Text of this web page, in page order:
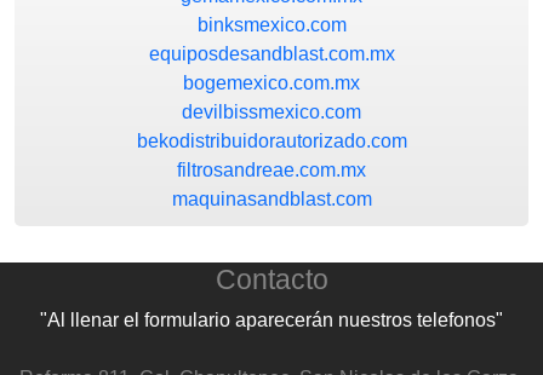
binksmexico.com
equiposdesandblast.com.mx
bogemexico.com.mx
devilbissmexico.com
bekodistribuidorautorizado.com
filtrosandreae.com.mx
maquinasandblast.com
Contacto
"Al llenar el formulario aparecerán nuestros telefonos"